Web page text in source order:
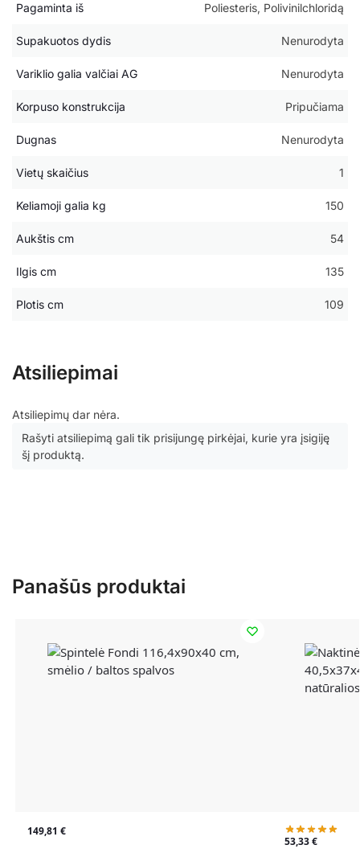
Pagaminta iš Poliesteris, Polivinilchloridą
Supakuotos dydis Nenurodyta
Variklio galia valčiai AG Nenurodyta
Korpuso konstrukcija Pripučiama
Dugnas Nenurodyta
Vietų skaičius 1
Keliamoji galia kg 150
Aukštis cm 54
Ilgis cm 135
Plotis cm 109
Atsiliepimai
Atsiliepimų dar nėra.
Rašyti atsiliepimą gali tik prisijungę pirkėjai, kurie yra įsigiję
šį produktą.
Panašūs produktai
149,81 €
53,33€